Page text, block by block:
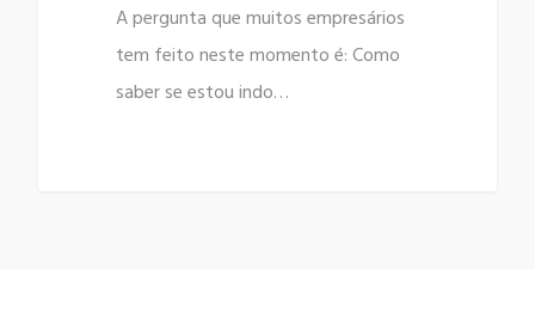
A pergunta que muitos empresários
tem feito neste momento é: Como
saber se estou indo…